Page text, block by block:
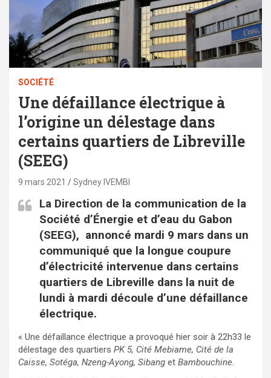
SOCIÉTÉ
Une défaillance électrique à
l’origine un délestage dans
certains quartiers de Libreville
(SEEG)
9 mars 2021 Sydney IVEMBI
La Direction de la communication de la
Société d’Énergie et d’eau du Gabon
(SEEG), annoncé mardi 9 mars dans un
communiqué que la longue coupure
d’électricité intervenue dans certains
quartiers de Libreville dans la nuit de
lundi à mardi découle d’une défaillance
électrique.
« Une défaillance électrique a provoqué hier soir à 22h33 le
délestage des quartiers PK 5, Cité Mebiame, Cité de la
Caisse, Sotéga, Nzeng-Ayong, Sibang et Bambouchine.